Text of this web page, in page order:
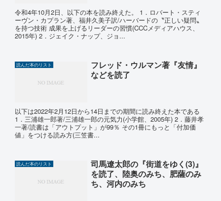
令和4年10月2日、以下の本を読み終えた。 1．ロバート・スティ
ーヴン・カプラン著、福井久美子訳/ハーバードの〝正しい疑問〟
を持つ技術 成果を上げるリーダーの習慣(CCCメディアハウス、
2015年) 2．ジェイク・ナップ、ジョ...
読んだ本のリスト
フレッド・ウルマン著『友情』
などを読了
以下は2022年2月12日から14日までの期間に読み終えた本である
1．三浦雄一郎著/三浦雄一郎の元気力(小学館、2005年) 2．藤井孝
一著/読書は「アウトプット」が99％ その1冊にもっと「付加価
値」をつける読み方(三笠書...
読んだ本のリスト
司馬遼太郎の『街道をゆく(3)』
を読了、陸奥のみち、肥薩のみ
ち、河内のみち